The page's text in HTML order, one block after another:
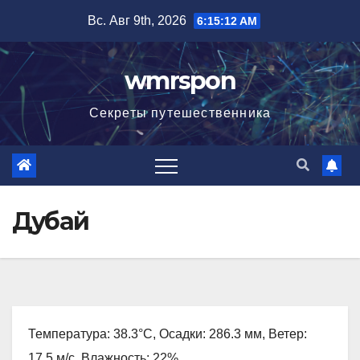
содержимому
Вс. Авг 9th, 2026 6:15:13 AM
wmrspon
Секреты путешественника
Дубай
Температура: 38.3°C, Осадки: 286.3 мм, Ветер: